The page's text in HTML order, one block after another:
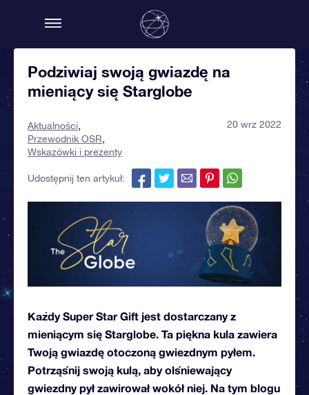
Podziwiaj swoją gwiazdę na
mieniący się Starglobe
Aktualności
Przewodnik OSR
Wskazówki i prezenty
20 wrz 2022
Udostępnij ten artykuł:
Każdy Super Star Gift jest dostarczany z
mieniącym się Starglobe. Ta piękna kula zawiera
Twoją gwiazdę otoczoną gwiezdnym pyłem.
Potrząśnij swoją kulą, aby olśniewający
gwiezdny pył zawirował wokół niej. Na tym blogu